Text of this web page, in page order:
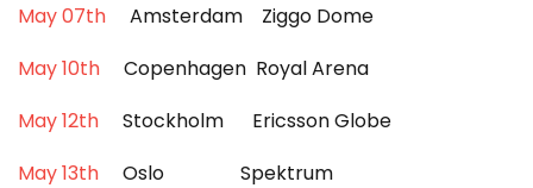
May 07th Amsterdam Ziggo Dome
May 10th Copenhagen Royal Arena
May 12th Stockholm Ericsson Globe
May 13th Oslo Spektrum